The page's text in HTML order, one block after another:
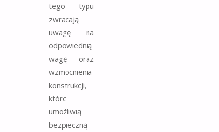
tego typu
zwracają
uwagę na
odpowiednią
wagę oraz
wzmocnienia
konstrukcji,
które
umożliwią
bezpieczną